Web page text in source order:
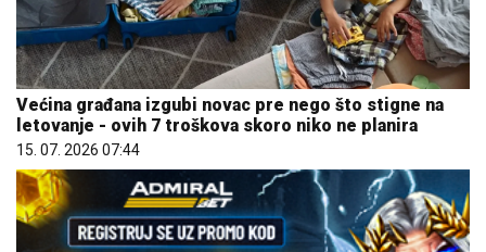
Većina građana izgubi novac pre nego što stigne na
letovanje - ovih 7 troškova skoro niko ne planira
15. 07. 2026 07:44